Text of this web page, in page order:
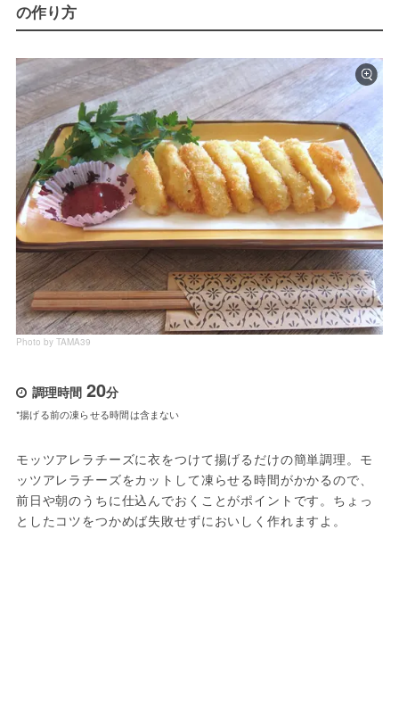
の作り方
Photo by TAMA39
調理時間 20分
*揚げる前の凍らせる時間は含まない
モッツアレラチーズに衣をつけて揚げるだけの簡単調理。モ
ッツアレラチーズをカットして凍らせる時間がかかるので、
前日や朝のうちに仕込んでおくことがポイントです。ちょっ
としたコツをつかめば失敗せずにおいしく作れますよ。